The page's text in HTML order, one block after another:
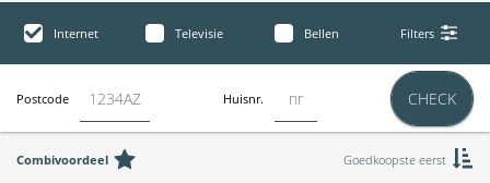
Internet Televisie Bellen Filters
Postcode Huisnr. CHECK
Combivoordeel Goedkoopste eerst